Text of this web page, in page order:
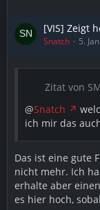
[VIS] Zeigt
Snatch 5.
Zitat von
@Snatch
ich mir das
Das ist eine gute
nicht mehr. Ich
erhalte aber
es hier hoch,